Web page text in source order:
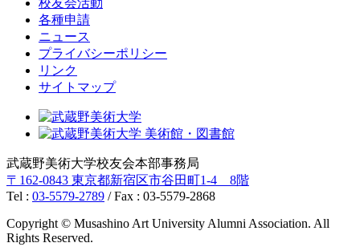
校友会活動
各種申請
ニュース
プライバシーポリシー
リンク
サイトマップ
武蔵野美術大学校友会本部事務局
〒162-0843 東京都新宿区市谷田町1-4 8階
Tel : 03-5579-2789 / Fax : 03-5579-2868
Copyright © Musashino Art University Alumni Association. All
Rights Reserved.